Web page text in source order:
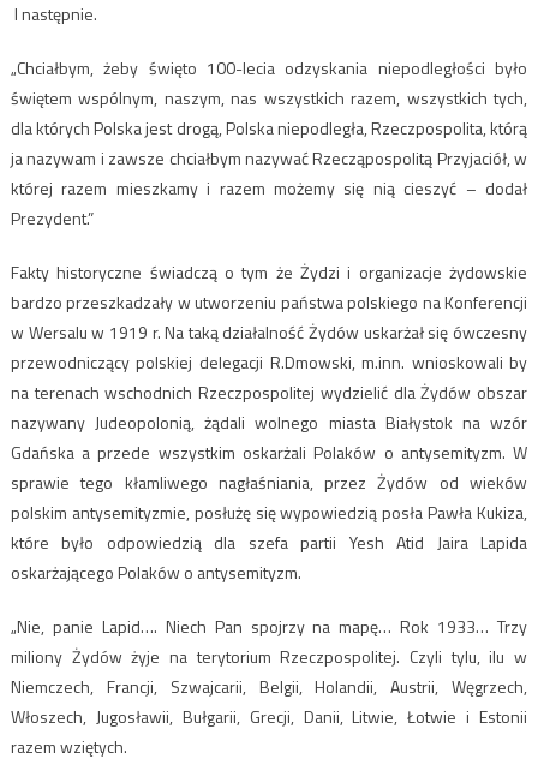
I następnie.
„Chciałbym, żeby święto 100-lecia odzyskania niepodległości było
świętem wspólnym, naszym, nas wszystkich razem, wszystkich tych,
dla których Polska jest drogą, Polska niepodległa, Rzeczpospolita, którą
ja nazywam i zawsze chciałbym nazywać Rzecząpospolitą Przyjaciół, w
której razem mieszkamy i razem możemy się nią cieszyć – dodał
Prezydent.”
Fakty historyczne świadczą o tym że Żydzi i organizacje żydowskie
bardzo przeszkadzały w utworzeniu państwa polskiego na Konferencji
w Wersalu w 1919 r. Na taką działalność Żydów uskarżał się ówczesny
przewodniczący polskiej delegacji R.Dmowski, m.inn. wnioskowali by
na terenach wschodnich Rzeczpospolitej wydzielić dla Żydów obszar
nazywany Judeopolonią, żądali wolnego miasta Białystok na wzór
Gdańska a przede wszystkim oskarżali Polaków o antysemityzm. W
sprawie tego kłamliwego nagłaśniania, przez Żydów od wieków
polskim antysemityzmie, posłużę się wypowiedzią posła Pawła Kukiza,
które było odpowiedzią dla szefa partii Yesh Atid Jaira Lapida
oskarżającego Polaków o antysemityzm.
„Nie, panie Lapid…. Niech Pan spojrzy na mapę… Rok 1933… Trzy
miliony Żydów żyje na terytorium Rzeczpospolitej. Czyli tylu, ilu w
Niemczech, Francji, Szwajcarii, Belgii, Holandii, Austrii, Węgrzech,
Włoszech, Jugosławii, Bułgarii, Grecji, Danii, Litwie, Łotwie i Estonii
razem wziętych.